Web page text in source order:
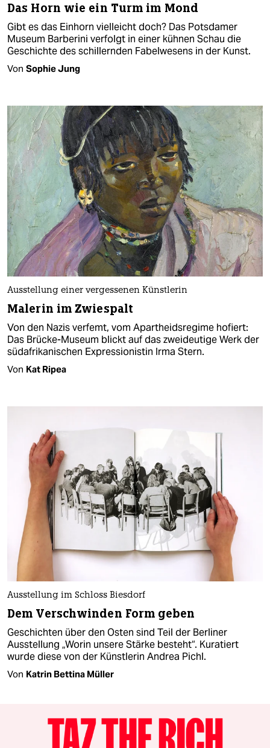
Das Horn wie ein Turm im Mond
Gibt es das Einhorn vielleicht doch? Das Potsdamer
Museum Barberini verfolgt in einer kühnen Schau die
Geschichte des schillernden Fabelwesens in der Kunst.
Von Sophie Jung
Ausstellung einer vergessenen Künstlerin
Malerin im Zwiespalt
Von den Nazis verfemt, vom Apartheidsregime hofiert:
Das Brücke-Museum blickt auf das zweideutige Werk der
südafrikanischen Expressionistin Irma Stern.
Von Kat Ripea
Ausstellung im Schloss Biesdorf
Dem Verschwinden Form geben
Geschichten über den Osten sind Teil der Berliner
Ausstellung „Worin unsere Stärke besteht“. Kuratiert
wurde diese von der Künstlerin Andrea Pichl.
Von Katrin Bettina Müller